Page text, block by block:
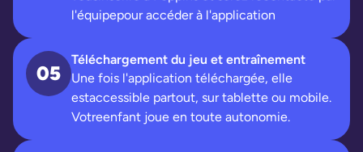
l'équipepour accéder à l'application
05
Téléchargement du jeu et entraînement
Une fois l'application téléchargée, elle
estaccessible partout, sur tablette ou mobile.
Votreenfant joue en toute autonomie.